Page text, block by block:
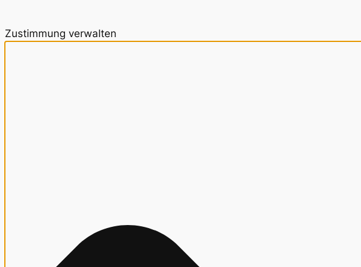
Zustimmung verwalten